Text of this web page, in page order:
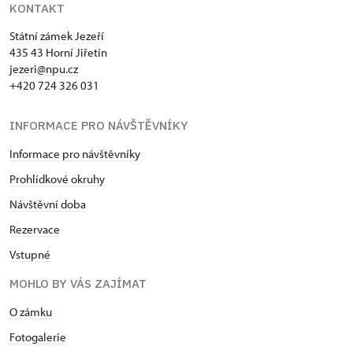
KONTAKT
Státní zámek Jezeří
435 43 Horní Jiřetín
jezeri@npu.cz
+420 724 326 031
INFORMACE PRO NÁVŠTĚVNÍKY
Informace pro návštěvníky
Prohlídkové okruhy
Návštěvní doba
Rezervace
Vstupné
MOHLO BY VÁS ZAJÍMAT
O zámku
Fotogalerie